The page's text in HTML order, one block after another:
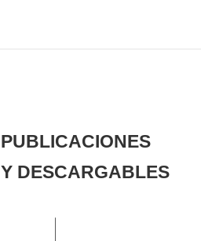
PUBLICACIONES
Y DESCARGABLES